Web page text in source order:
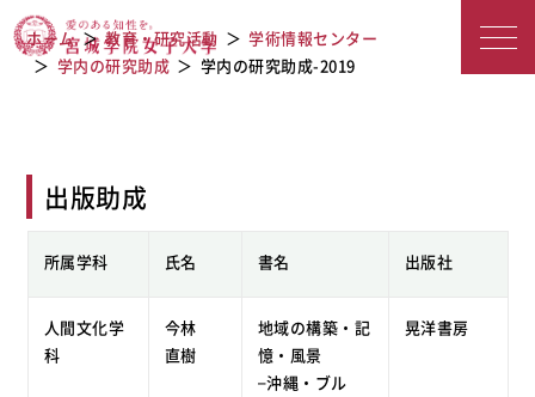
学内の研究助成-2019
ホーム 教育・研究活動
学術情報センター
学内の研究助成
学内の研究助成-2019
出版助成
所属学科 氏名 書名 出版社
人間文化学
科
今林
直樹
地域の構築・記
憶・風景
–沖縄・ブル
晃洋書房